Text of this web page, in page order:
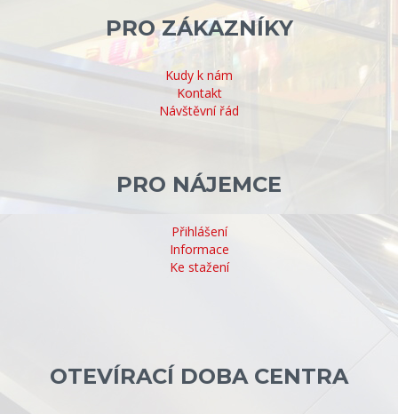
PRO ZÁKAZNÍKY
Kudy k nám
Kontakt
Návštěvní řád
PRO NÁJEMCE
Přihlášení
Informace
Ke stažení
OTEVÍRACÍ DOBA CENTRA